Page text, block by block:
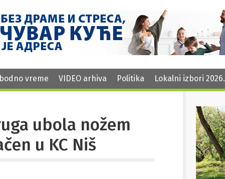
vreme VIDEO arhiva Politika Lokalni izbori 2026.
ubola nožem
u KC Niš